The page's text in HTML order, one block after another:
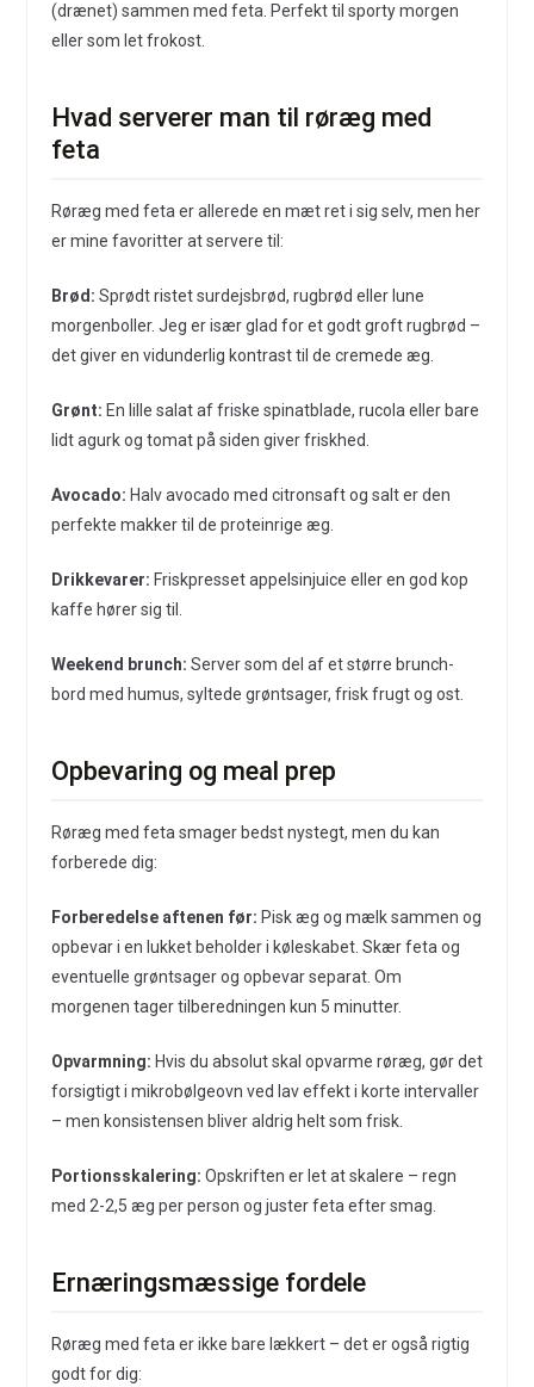
(drænet) sammen med feta. Perfekt til sporty morgen
eller som let frokost.
Hvad serverer man til røræg med
feta
Røræg med feta er allerede en mæt ret i sig selv, men her
er mine favoritter at servere til:
Brød: Sprødt ristet surdejsbrød, rugbrød eller lune
morgenboller. Jeg er især glad for et godt groft rugbrød –
det giver en vidunderlig kontrast til de cremede æg.
Grønt: En lille salat af friske spinatblade, rucola eller bare
lidt agurk og tomat på siden giver friskhed.
Avocado: Halv avocado med citronsaft og salt er den
perfekte makker til de proteinrige æg.
Drikkevarer: Friskpresset appelsinjuice eller en god kop
kaffe hører sig til.
Weekend brunch: Server som del af et større brunch-
bord med humus, syltede grøntsager, frisk frugt og ost.
Opbevaring og meal prep
Røræg med feta smager bedst nystegt, men du kan
forberede dig:
Forberedelse aftenen før: Pisk æg og mælk sammen og
opbevar i en lukket beholder i køleskabet. Skær feta og
eventuelle grøntsager og opbevar separat. Om
morgenen tager tilberedningen kun 5 minutter.
Opvarmning: Hvis du absolut skal opvarme røræg, gør det
forsigtigt i mikrobølgeovn ved lav effekt i korte intervaller
– men konsistensen bliver aldrig helt som frisk.
Portionsskalering: Opskriften er let at skalere – regn
med 2-2,5 æg per person og juster feta efter smag.
Ernæringsmæssige fordele
Røræg med feta er ikke bare lækkert – det er også rigtig
godt for dig: